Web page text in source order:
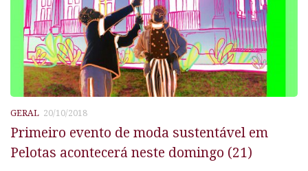
GERAL 20/10/2018
Primeiro evento de moda sustentável em
Pelotas acontecerá neste domingo (21)